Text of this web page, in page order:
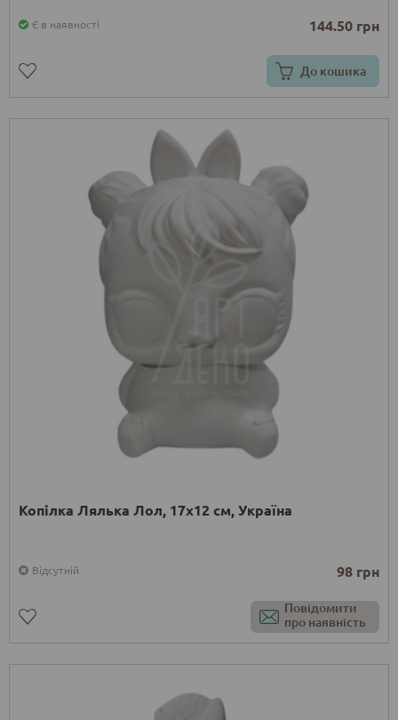
Є в наявності 144.50 грн
До кошика
Копілка Лялька Лол, 17х12 см, Україна
Відсутній 98 грн
Повідомити
про наявність